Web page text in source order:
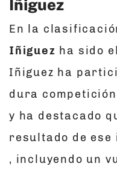
Iñiguez
En la
Iñiguez ha sido
Iñiguez ha
dura competición
y ha destacado
resultado de
, incluyendo un